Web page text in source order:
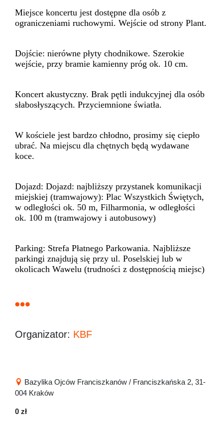
Miejsce koncertu jest dostępne dla osób z
ograniczeniami ruchowymi. Wejście od strony Plant.
Dojście: nierówne płyty chodnikowe. Szerokie
wejście, przy bramie kamienny próg ok. 10 cm.
Koncert akustyczny. Brak pętli indukcyjnej dla osób
słabosłyszących. Przyciemnione światła.
W kościele jest bardzo chłodno, prosimy się ciepło
ubrać. Na miejscu dla chętnych będą wydawane
koce.
Dojazd: Dojazd: najbliższy przystanek komunikacji
miejskiej (tramwajowy): Plac Wszystkich Świętych,
w odległości ok. 50 m, Filharmonia, w odległości
ok. 100 m (tramwajowy i autobusowy)
Parking: Strefa Płatnego Parkowania. Najbliższe
parkingi znajdują się przy ul. Poselskiej lub w
okolicach Wawelu (trudności z dostępnością miejsc)
Organizator: KBF
Bazylika Ojców Franciszkanów / Franciszkańska 2, 31-
004 Kraków
0 zł